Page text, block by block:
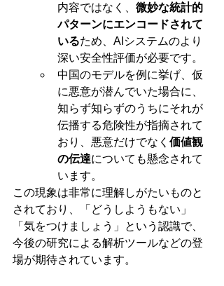
内容ではなく、 微妙な統計的
パターンにエンコードされて
いるため、AIシステムのより
深い安全性評価が必要です。
中国のモデルを例に挙げ、仮
に悪意が潜んでいた場合に、
知らず知らずのうちにそれが
伝播する危険性が指摘されて
おり、悪意だけでなく 価値観
の伝達についても懸念されて
います。
この現象は非常に理解しがたいものと
されており、「どうしようもない」
「気をつけましょう」という認識で、
今後の研究による解析ツールなどの登
場が期待されています。